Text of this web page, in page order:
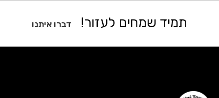
תמיד שמחים לעזור! דברו איתנו